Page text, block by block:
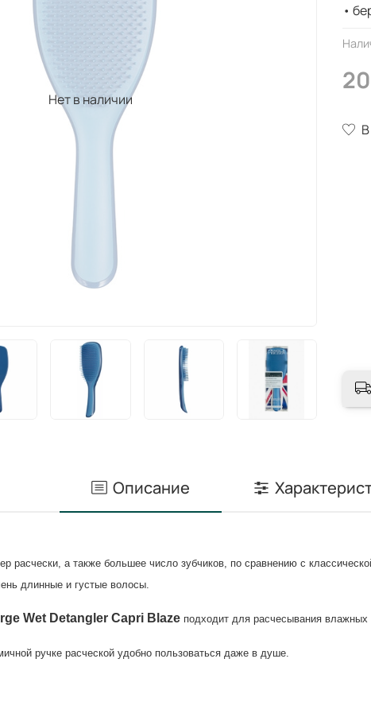
Нет в наличии
•
Описание
расчески, а также большее число зубчиков, по сравнению с
длинные и густые волосы.
Wet Detangler Capri Blaze подходит для расчесывания влажных
ручке расческой удобно пользоваться даже в душе.